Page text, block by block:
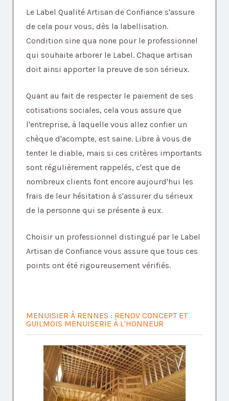
Le Label Qualité Artisan de Confiance s'assure
de cela pour vous, dès la labellisation.
Condition sine qua none pour le professionnel
qui souhaite arborer le Label. Chaque artisan
doit ainsi apporter la preuve de son sérieux.
Quant au fait de respecter le paiement de ses
cotisations sociales, cela vous assure que
l'entreprise, à laquelle vous allez confier un
chèque d'acompte, est saine. Libre à vous de
tenter le diable, mais si ces critères importants
sont régulièrement rappelés, c'est que de
nombreux clients font encore aujourd'hui les
frais de leur hésitation à s'assurer du sérieux
de la personne qui se présente à eux.
Choisir un professionnel distingué par le Label
Artisan de Confiance vous assure que tous ces
points ont été rigoureusement vérifiés.
MENUISIER À RENNES : RENOV CONCEPT ET
GUILMOIS MENUISERIE À L'HONNEUR